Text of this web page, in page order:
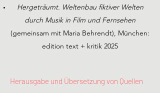
Hergeträumt. Weltenbau fiktiver Welten
durch Musik in Film und Fernsehen
(gemeinsam mit Maria Behrendt), München:
edition text + kritik 2025
Herausgabe und Übersetzung von Quellen